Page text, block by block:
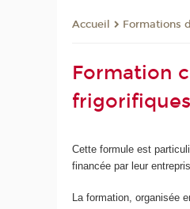
Accueil Formations
Formation
Cette formule est
financée par leur
La formation, organisée